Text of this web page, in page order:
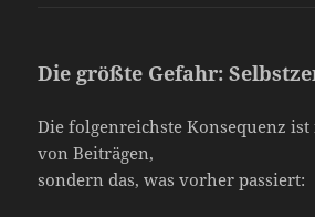
Die größte Gefahr:
Die folgenreichste Konsequenz ist
von Beiträgen,
sondern das, was vorher passiert: